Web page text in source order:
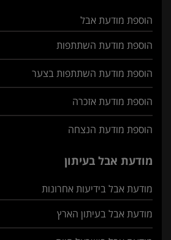
הוספת מודעת אבל
הוספת מודעת השתתפות
הוספת מודעת השתתפות בצער
הוספת מודעת אזכרה
הוספת מודעת הנצחה
מודעת אבל בעיתון
מודעת אבל בידיעות אחרונות
מודעת אבל בעיתון הארץ